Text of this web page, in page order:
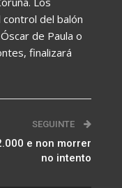
del balón
de Paula o
finalizará
SEGUINTE
e non morrer
no intento